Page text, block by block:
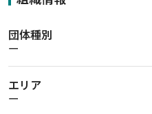
団体種別
ー
エリア
ー